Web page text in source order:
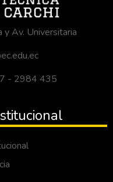
y Av. Universitaria
- 2984 435